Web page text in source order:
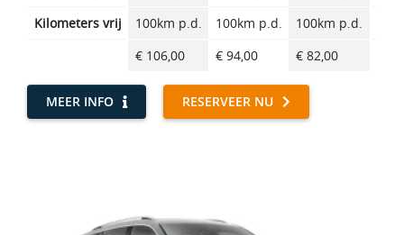
Kilometers vrij
100km p.d. 100km p.d. 100km p.d.
€ 106,00
€ 94,00 € 82,00
MEER INFO RESERVEER NU